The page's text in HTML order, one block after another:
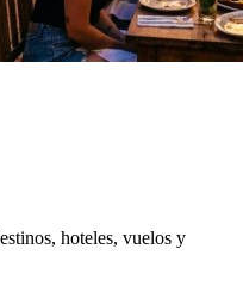
hoteles, vuelos y